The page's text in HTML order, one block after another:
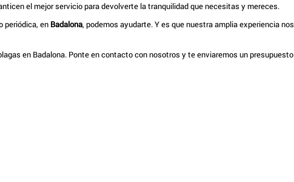
el mejor servicio para devolverte la tranquilidad que necesitas y mereces.
periódica, en Badalona, podemos ayudarte. Y es que nuestra amplia experiencia nos
en Badalona. Ponte en contacto con nosotros y te enviaremos un presupuesto